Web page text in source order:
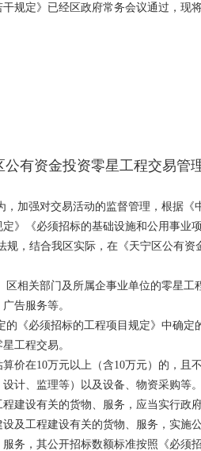
规定》已经区政府常务会议通过，现
公有资金投资零星工程交易管
加强对交易活动的监督管理，根据《
》《必须招标的基础设施和公用事业
规，结合我区实际，在《天宁区公有
相关部门及所属企事业单位的零星
告服务等。
《必须招标的工程项目规定》中确
工程交易。
价在10万元以上（含10万元）的，且
计、监理等）以及设备、物资采购等。
建设有关的货物、服务，应当实行政府
及工程建设有关的货物、服务，实施公
务，其公开招标数额标准按照《必须